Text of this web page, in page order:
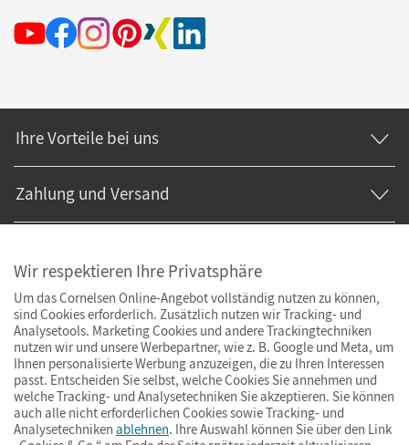
Ihre Vorteile bei uns
Zahlung und Versand
Wir respektieren Ihre Privatsphäre
Um das Cornelsen Online-Angebot vollständig nutzen zu können,
sind Cookies erforderlich. Zusätzlich nutzen wir Tracking- und
Analysetools. Marketing Cookies und andere Trackingtechniken
nutzen wir und unsere Werbepartner, wie z. B. Google und Meta, um
Ihnen personalisierte Werbung anzuzeigen, die zu Ihren Interessen
passt. Entscheiden Sie selbst, welche Cookies Sie annehmen und
welche Tracking- und Analysetechniken Sie akzeptieren. Sie können
auch alle nicht erforderlichen Cookies sowie Tracking- und
Analysetechniken ablehnen. Ihre Auswahl können Sie über den Link